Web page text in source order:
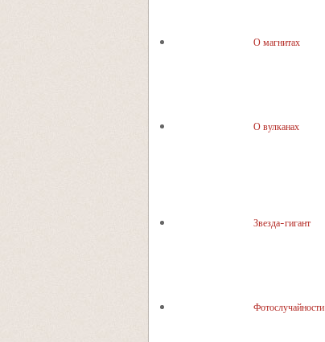
О магнитах
О вулканах
Звезда-гигант
Фотослучайности